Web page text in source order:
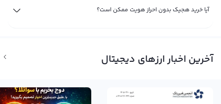
یک سود و ضرر فرضی است. به عبارت دیگر، تنها زمانی که شما به فروش هجیک
برای فروش هجیک بهترین قیمت بازار، می‌توانید به پلتفرم صرافی رابکس مراجعه
آیا خرید هجیک بدون احراز هویت ممکن است؟
آخرین اخبار ارزهای دیجیتال